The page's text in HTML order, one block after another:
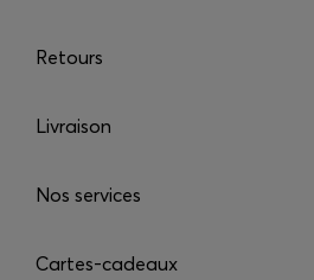
Retours
Livraison
Nos services
Cartes-cadeaux